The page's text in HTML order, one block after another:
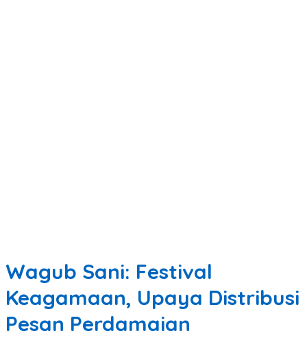
Wagub Sani: Festival
Keagamaan, Upaya Distribusi
Pesan Perdamaian